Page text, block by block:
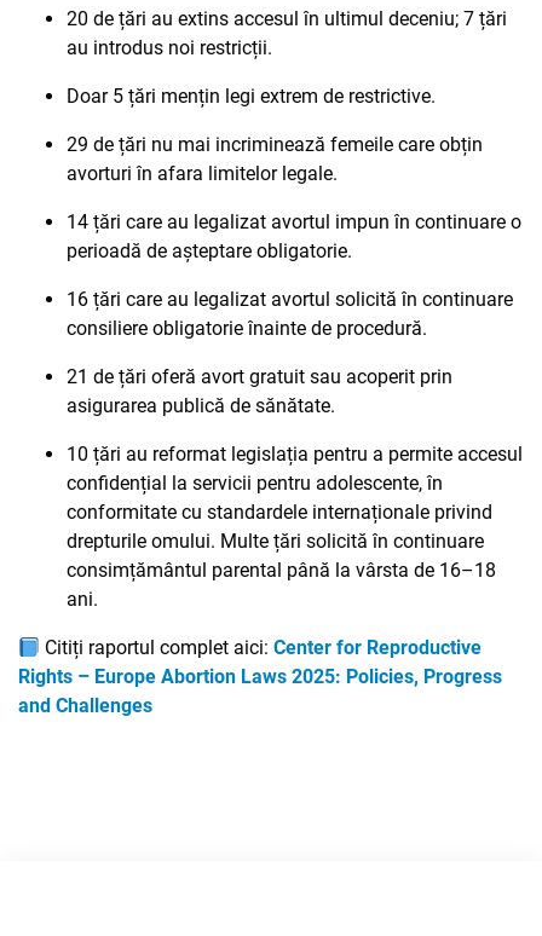
20 de țări au extins accesul în ultimul deceniu; 7 țări
au introdus noi restricții.
Doar 5 țări mențin legi extrem de restrictive.
29 de țări nu mai incriminează femeile care obțin
avorturi în afara limitelor legale.
14 țări care au legalizat avortul impun în continuare o
perioadă de așteptare obligatorie.
16 țări care au legalizat avortul solicită în continuare
consiliere obligatorie înainte de procedură.
21 de țări oferă avort gratuit sau acoperit prin
asigurarea publică de sănătate.
10 țări au reformat legislația pentru a permite accesul
confidențial la servicii pentru adolescente, în
conformitate cu standardele internaționale privind
drepturile omului. Multe țări solicită în continuare
consimțământul parental până la vârsta de 16–18
ani.
Citiți raportul complet aici:Center for Reproductive
Rights – Europe Abortion Laws 2025: Policies, Progress
and Challenges